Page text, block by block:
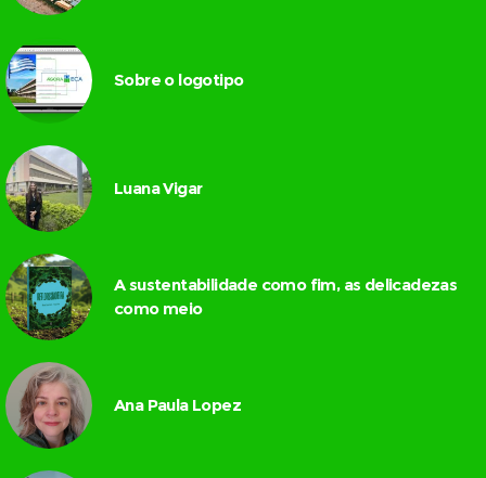
Sobre o logotipo
Luana Vigar
A sustentabilidade como fim, as delicadezas
como meio
Ana Paula Lopez